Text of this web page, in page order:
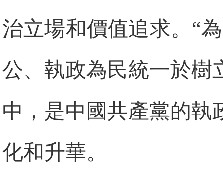
治立場和價值追求。“
公、執政為民統一於樹
中，是中國共產黨的執
化和升華。